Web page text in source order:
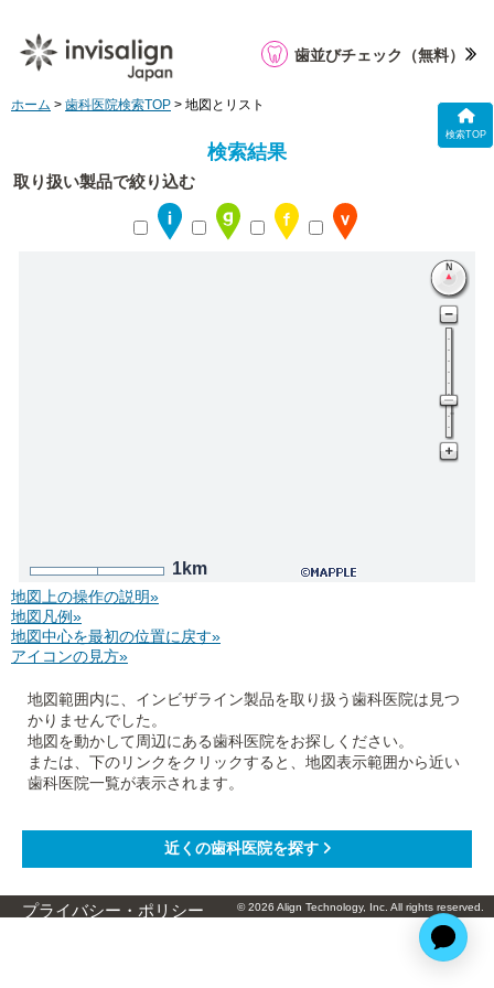
検索TOP
歯並びチェック （無料）
ホーム > 歯科医院検索TOP > 地図とリスト
検索結果
取り扱い製品で絞り込む
1km
地図上の操作の説明»
地図凡例»
地図中心を最初の位置に戻す»
アイコンの見方»
地図範囲内に、インビザライン製品を取り扱う歯科医院は見つ
かりませんでした。
地図を動かして周辺にある歯科医院をお探しください。
または、下のリンクをクリックすると、地図表示範囲から近い
歯科医院一覧が表示されます。
プライバシー・ポリシー © 2026 Align Technology, Inc. All rights reserved.